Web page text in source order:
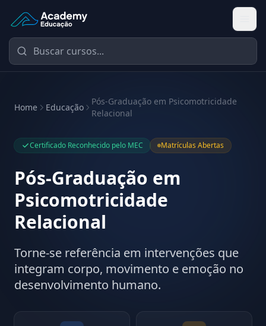
Academy Educação — Página Inicial
Home Educação
Pós-Graduação em Psicomotricidade
Relacional
Certificado Reconhecido pelo MEC Matrículas Abertas
Pós-Graduação em
Psicomotricidade
Relacional
Torne-se referência em intervenções que
integram corpo, movimento e emoção no
desenvolvimento humano.